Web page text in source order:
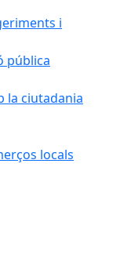
i
pública
la ciutadania
locals